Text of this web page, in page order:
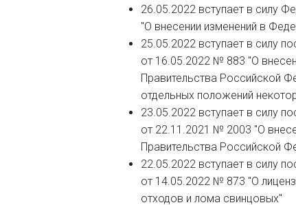
26.05.2022 вступает в силу
"О внесении изменений в
25.05.2022 вступает в силу
от 16.05.2022 № 883 "О
Правительства Российской
отдельных положений
23.05.2022 вступает в силу
от 22.11.2021 № 2003 "О
Правительства Российской
22.05.2022 вступает в силу
от 14.05.2022 № 873 "О
отходов и лома свинцовых"